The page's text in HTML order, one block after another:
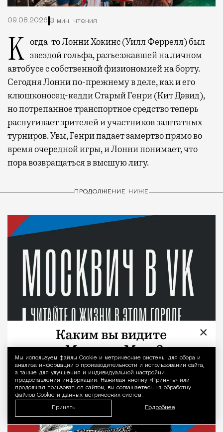
Уведомление
Мы используем файлы Сookie и метрические системы для сбора и
анализа информации о производительности и использовании сайта,
а также для улучшения и индивидуальной настройки
предоставления информации. Нажимая кнопку «Принять» или
продолжая пользоваться сайтом, вы соглашаетесь на обработку
файлов Cookie и данных метрических систем.
Принять Подробнее
09.08.2026 3 мин. чтения
Когда-то Лонни Хокинс (Уилл Феррелл) был звездой гольфа, разъезжавшей на личном
автобусе с собственной физиономией на борту.
Сегодня Лонни по-прежнему в деле, как и его
клюшконосец-кедди Старый Генри (Кит Дэвид),
но потрепанное транспортное средство теперь
распугивает зрителей и участников заштатных
турниров. Увы, Генри падает замертво прямо во
время очередной игры, и Лонни понимает, что
пора возвращаться в высшую лигу.
ПРОДОЛЖЕНИЕ НИЖЕ
×